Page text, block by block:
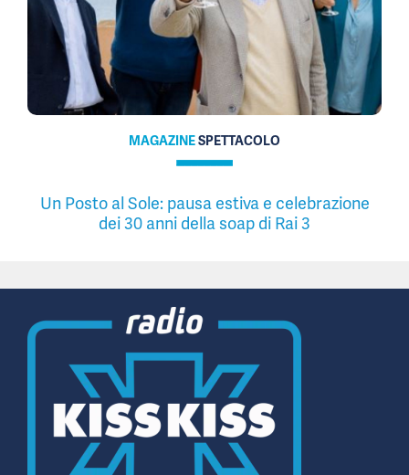
MAGAZINESPETTACOLO
Un Posto al Sole: pausa estiva e celebrazione
dei 30 anni della soap di Rai 3